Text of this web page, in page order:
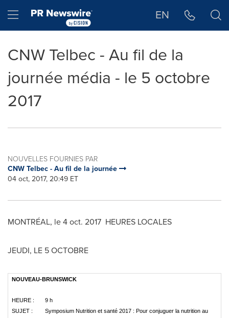
Hamburger menu EN
CNW Telbec - Au fil de la
journée média - le 5 octobre
2017
NOUVELLES FOURNIES PAR
CNW Telbec - Au fil de la journée
04 oct, 2017, 20:49 ET
MONTRÉAL, le4 oct. 2017 HEURES LOCALES
JEUDI, LE 5 OCTOBRE
NOUVEAU-BRUNSWICK
HEURE :
9 h
SUJET :
Symposium Nutrition et santé 2017 : Pour conjuguer la nutrition au